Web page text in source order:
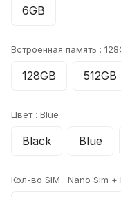
6GB
Встроенная память :
128GB 512GB
Цвет : Blue
Black Blue
Кол-во SIM : Nano Sim +